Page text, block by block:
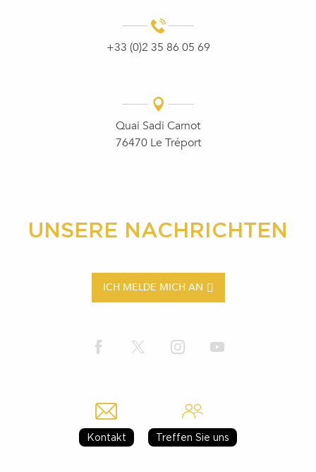
+33 (0)2 35 86 05 69
Quai Sadi Carnot
76470 Le Tréport
UNSERE NACHRICHTEN
ICH MELDE MICH AN
Kontakt Treffen Sie uns